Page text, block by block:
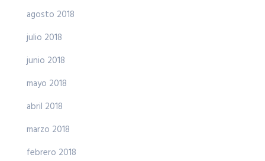
agosto 2018
julio 2018
junio 2018
mayo 2018
abril 2018
marzo 2018
febrero 2018